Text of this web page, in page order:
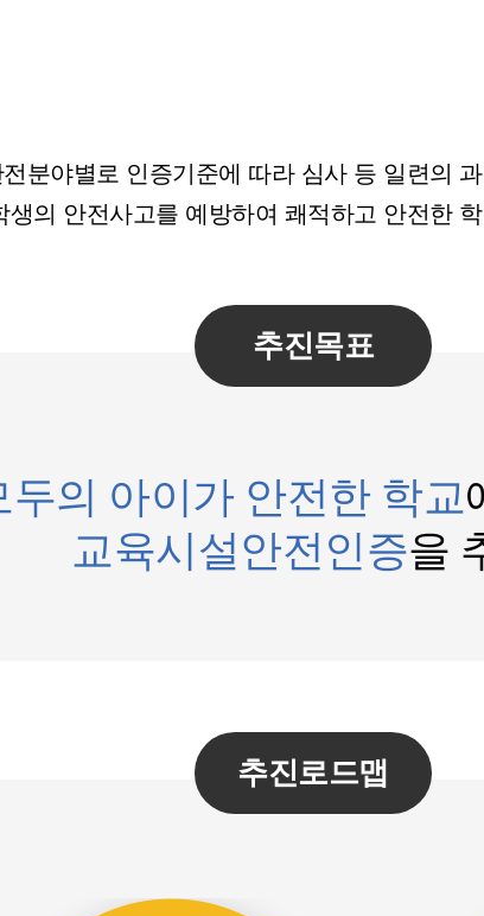
분야별로 인증기준에 따라 심사 등 일련의
의 안전사고를 예방하여 쾌적하고 안전한
추진목표
두의 아이가 안전한 학교
교육시설안전인증을
추진로드맵